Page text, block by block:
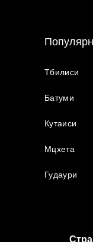
Тбилиси
Батуми
Кутаиси
Мцхета
Гудаури